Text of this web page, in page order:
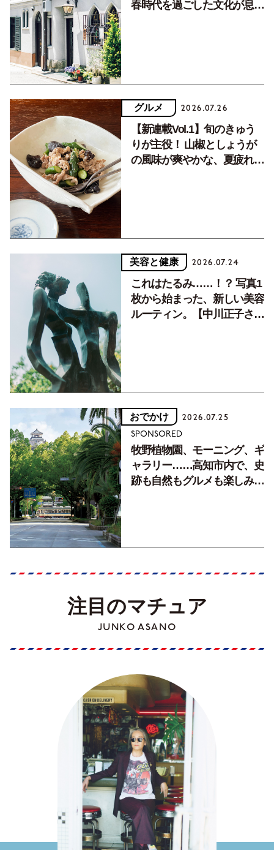
春時代を過ごした文化が息づ
グルメ 2026.07.26
【新連載Vol.1】旬のきゅう
りが主役！ 山椒としょうが
の風味が爽やかな、夏疲れを
美容と健康 2026.07.24
これはたるみ……！？ 写真1
枚から始まった、新しい美容
ルーティン。【中川正子さん
おでかけ 2026.07.25
SPONSORED
牧野植物園、モーニング、ギ
ャラリー……高知市内で、史
跡も自然もグルメも楽しみ尽
注目のマチュア
JUNKO ASANO